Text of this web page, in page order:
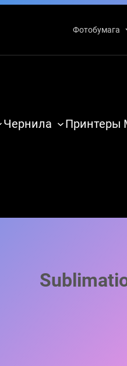
Фотобумага
Чернила Принтеры